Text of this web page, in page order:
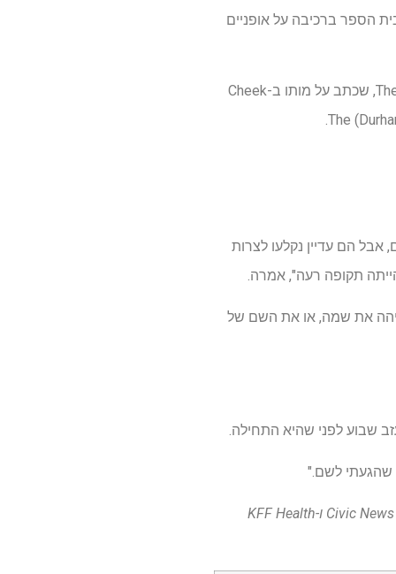
בית הספר ברכיבה על אופניים
ג'ון נפטר חודשיים מיום הולדתו ה-7 מ"פציעות ראש מסיביות", על פי ה-The (Raleigh) News & Observer, שכתב על מותו ב-Cheek
אבל הם עדיין נקלעו לצרות
תקופה רעה", אמרה.
זיהה את שמה, או את השם של
שבוע לפני שהיא התחילה.
שהגעתי לשם."
Healthbeat הוא חדר חדשות ללא מטרות רווח המסקר את בריאות הציבור שפורסם על ידי Civic News Company ו-KFF Health